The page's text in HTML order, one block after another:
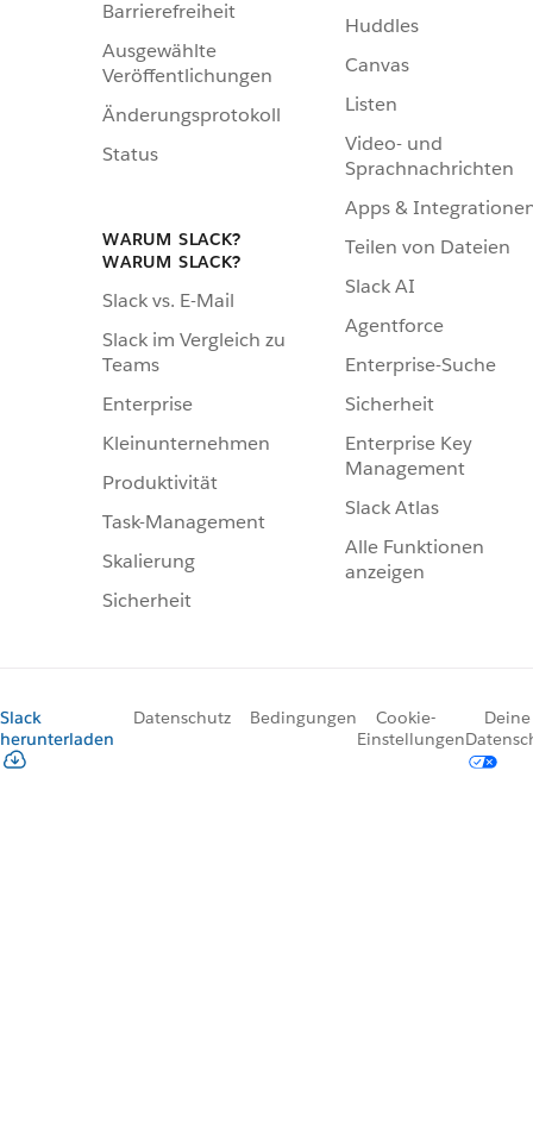
Barrierefreiheit
Ausgewählte
Veröffentlichungen
Änderungsprotokoll
Status
WARUM SLACK?
WARUM SLACK?
Slack vs. E-Mail
Slack im Vergleich zu
Teams
Enterprise
Kleinunternehmen
Produktivität
Task-Management
Skalierung
Sicherheit
Huddles
Canvas
Listen
Video- und
Sprachnachrichten
Apps &
Teilen von Dateien
Slack AI
Agentforce
Enterprise-Suche
Sicherheit
Enterprise Key
Management
Slack Atlas
Alle Funktionen
anzeigen
Slack
herunterladen
Datenschutz Bedingungen
Cookie-
Einstellungen
Deine